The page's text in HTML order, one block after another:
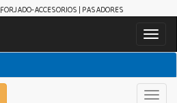
ACCESORIOS | PASADORES